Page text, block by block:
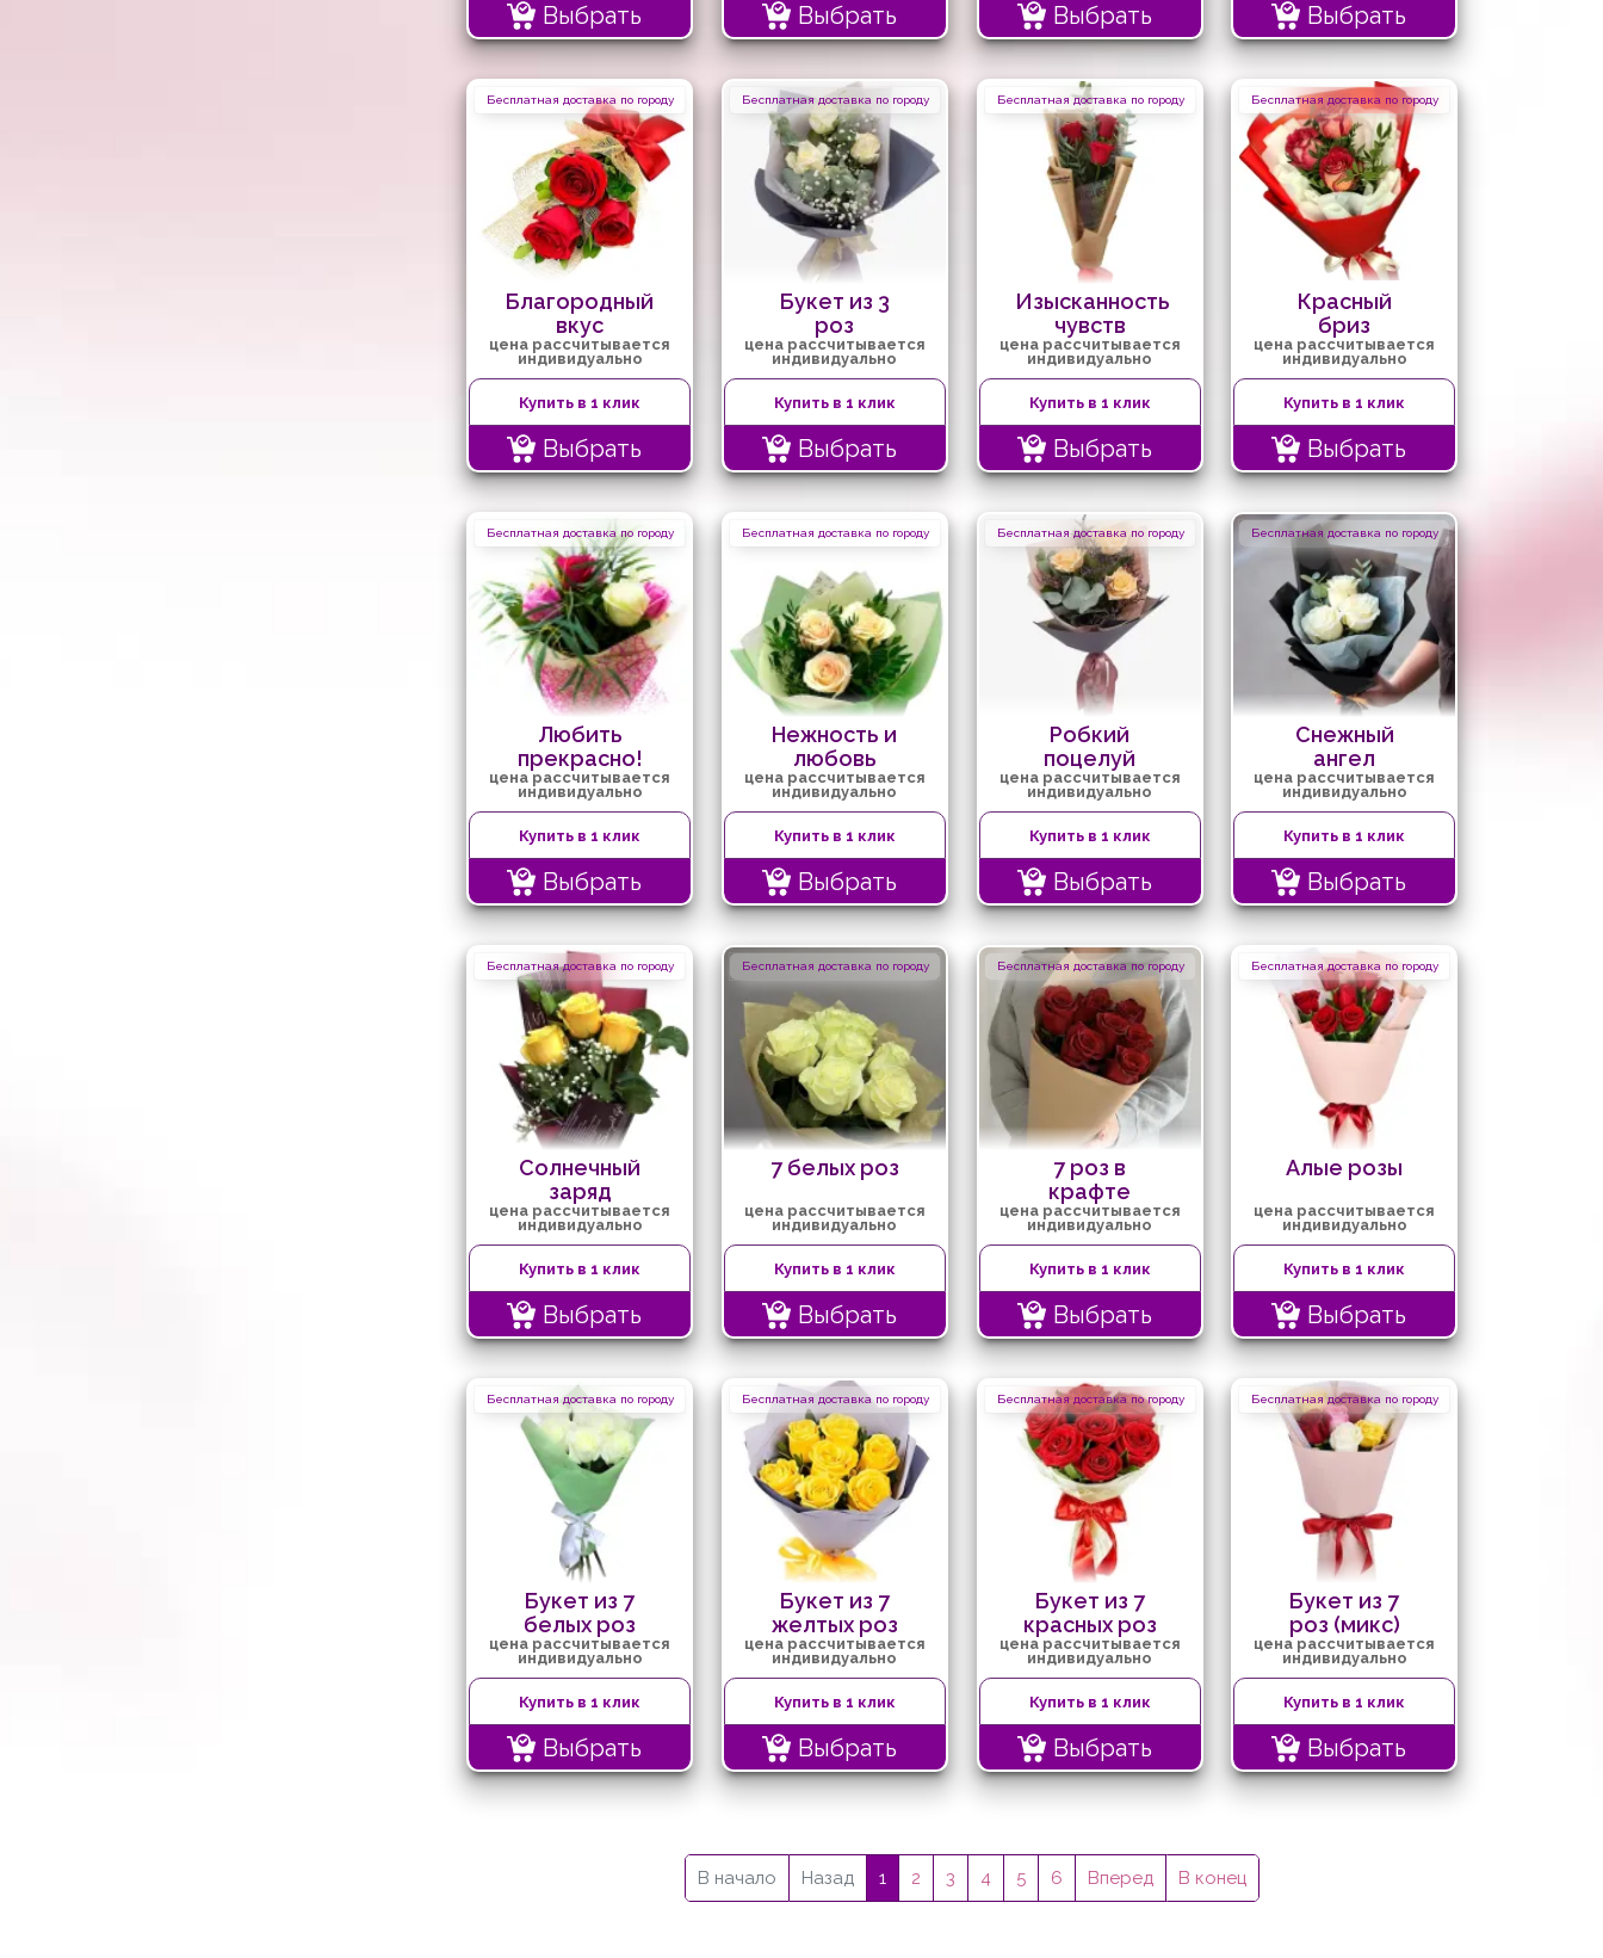
Выбрать Выбрать Выбрать Выбрать
Бесплатная доставка по городу
Благородный
вкус
цена рассчитывается
индивидуально
Купить в 1 клик
Выбрать
Бесплатная доставка по городу
Букет из 3
роз
цена рассчитывается
индивидуально
Купить в 1 клик
Выбрать
Бесплатная доставка по городу
Изысканность
чувств
цена рассчитывается
индивидуально
Купить в 1 клик
Выбрать
Бесплатная доставка по городу
Красный
бриз
цена рассчитывается
индивидуально
Купить в 1 клик
Выбрать
Бесплатная доставка по городу
Любить
прекрасно!
цена рассчитывается
индивидуально
Купить в 1 клик
Выбрать
Бесплатная доставка по городу
Нежность и
любовь
цена рассчитывается
индивидуально
Купить в 1 клик
Выбрать
Бесплатная доставка по городу
Робкий
поцелуй
цена рассчитывается
индивидуально
Купить в 1 клик
Выбрать
Бесплатная доставка по городу
Снежный
ангел
цена рассчитывается
индивидуально
Купить в 1 клик
Выбрать
Бесплатная доставка по городу
Солнечный
заряд
цена рассчитывается
индивидуально
Купить в 1 клик
Выбрать
Бесплатная доставка по городу
7 белых роз
цена рассчитывается
индивидуально
Купить в 1 клик
Выбрать
Бесплатная доставка по городу
7 роз в
крафте
цена рассчитывается
индивидуально
Купить в 1 клик
Выбрать
Бесплатная доставка по городу
Алые розы
цена рассчитывается
индивидуально
Купить в 1 клик
Выбрать
Бесплатная доставка по городу
Букет из 7
белых роз
цена рассчитывается
индивидуально
Купить в 1 клик
Выбрать
Бесплатная доставка по городу
Букет из 7
желтых роз
цена рассчитывается
индивидуально
Купить в 1 клик
Выбрать
Бесплатная доставка по городу
Букет из 7
красных роз
цена рассчитывается
индивидуально
Купить в 1 клик
Выбрать
Бесплатная доставка по городу
Букет из 7
роз (микс)
цена рассчитывается
индивидуально
Купить в 1 клик
Выбрать
В начало Назад 1 2 3 4 5 6 Вперед В конец